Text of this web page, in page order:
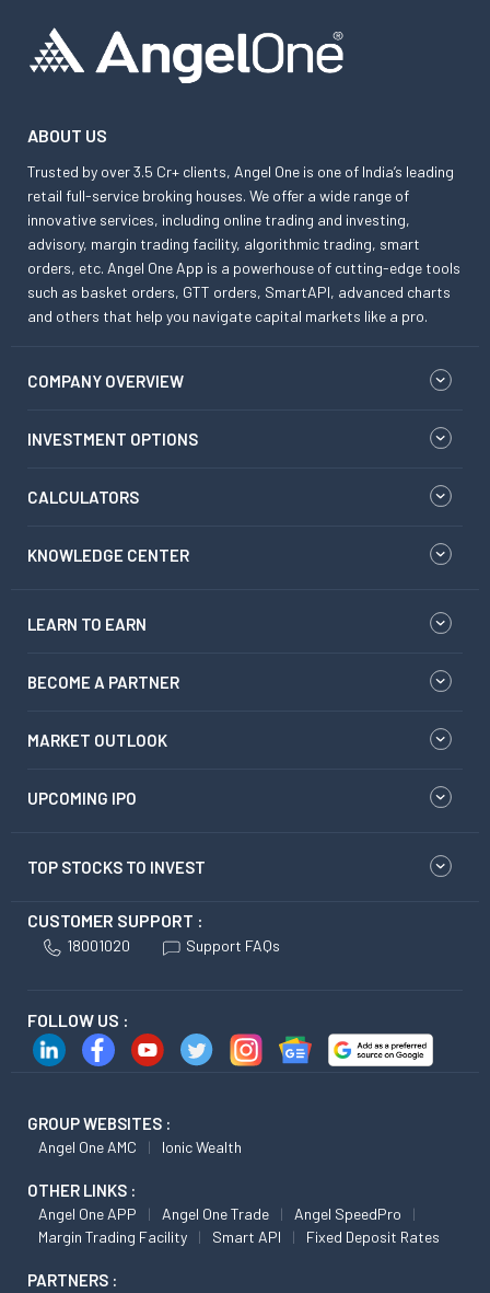
ABOUT US
Trusted by over 3.5 Cr+ clients, Angel One is one of India’s leading
retail full-service broking houses. We offer a wide range of
innovative services, including online trading and investing,
advisory, margin trading facility, algorithmic trading, smart
orders, etc. Angel One App is a powerhouse of cutting-edge tools
such as basket orders, GTT orders, SmartAPI, advanced charts
and others that help you navigate capital markets like a pro.
COMPANY OVERVIEW
INVESTMENT OPTIONS
CALCULATORS
KNOWLEDGE CENTER
LEARN TO EARN
BECOME A PARTNER
MARKET OUTLOOK
UPCOMING IPO
TOP STOCKS TO INVEST
CUSTOMER SUPPORT :
18001020 Support FAQs
FOLLOW US :
GROUP WEBSITES :
Angel One AMC Ionic Wealth
OTHER LINKS :
Angel One APP Angel One Trade
Angel SpeedPro
Margin Trading Facility
Smart API Fixed Deposit Rates
PARTNERS :